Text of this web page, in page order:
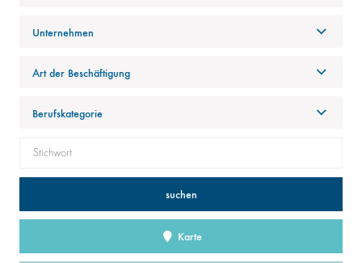
Unternehmen
Art der Beschäftigung
Berufskategorie
Karte
suchen